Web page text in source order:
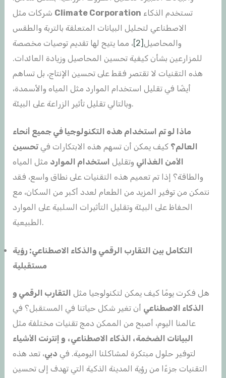
Climate Corporation
الاصطناعي لتحليل البيانات المتعلقة بالتربة والطقس
والمحاصيل [2]
، مما يتيح لها تقديم توصيات مخصصة
للمزارعين بشأن كيفية تحسين المحاصيل وزيادة العائدات.
هذه التقنيات لا تقتصر فقط على تحسين الإنتاج، بل تساهم
أيضًا في تقليل استخدام الموارد مثل المياه والأسمدة،
وبالتالي تقليل تأثير الزراعة على البيئة.
ماذا لو تم استخدام هذه التكنولوجيا في جميع أنحاء
العالم؟ كيف يمكن أن تسهم هذه الابتكارات فيتحسين
الأمن الغذائي وتقليل استخدام الموارد مثل المياه
والطاقة؟ إذا تم تعميم هذه التقنيات على نطاق واسع، فقد
نتمكن من توفير المزيد من الطعام لعدد أكبر من السكان، مع
الحفاظ على البيئة وتقليل التأثيرات السلبية على الموارد
الطبيعية.
التكامل بين التقارب الرقمي والذكاء الاصطناعي: رؤية
مستقبلية
هل فكرت يومًا كيف يمكن لتكنولوجيا مثل التقارب الرقمي و
الذكاء الاصطناعي أن تغير شكل حياتنا في المستقبل؟ في
عالمنا اليوم، أصبح من الممكن دمج تقنيات مختلفة مثل
البيانات الضخمة، الذكاء الاصطناعي، و إنترنت الأشياء
لتوفير حلول مبتكرة لمشاكلنا اليومية. في دبي، تعد هذه
التقنيات جزءًا من رؤية المدينة الذكية التي تهدف إلى تحسين